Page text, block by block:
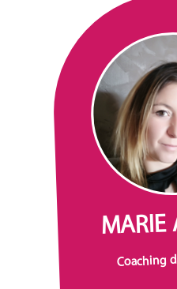
Coaching